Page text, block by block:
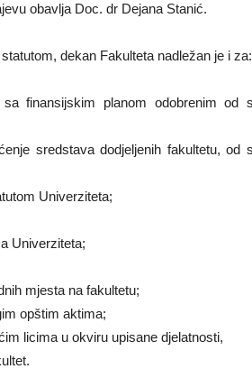
obavlja Doc. dr Dejana Stanić.
dekan Fakulteta nadležan je i za:
finansijskim planom odobrenim od
sredstava dodjeljenih fakultetu, od
Univerziteta;
Univerziteta;
mjesta na fakultetu;
opštim aktima;
licima u okviru upisane djelatnosti,